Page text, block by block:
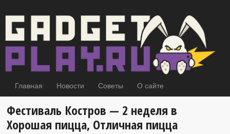
Главная Новости Советы О сайте
Фестиваль Костров — 2 неделя в
Хорошая пицца, Отличная пицца